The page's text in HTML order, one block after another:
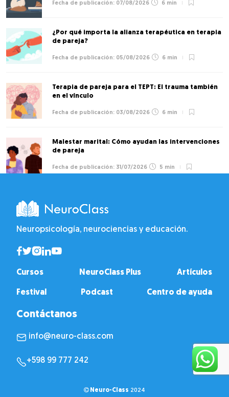
07/08/2026 6 min
¿Por qué importa la alianza terapéutica en terapia
de pareja?
05/08/2026 6 min
Terapia de pareja para el TEPT: El trauma también
en el vínculo
03/08/2026 6 min
Malestar marital: Cómo ayudan las intervenciones
de pareja
31/07/2026 5 min
Neuropsicología, neurociencias y educación.
Cursos NeuroClass Plus Artículos
Festival Podcast Centro de ayuda
Contáctanos
info@neuro-class.com
+598 99 777 242
Neuro-Class 2024